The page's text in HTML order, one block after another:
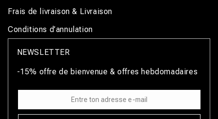
Frais de livraison & Livraison
Conditions d’annulation
NEWSLETTER
-15% offre de bienvenue & offres hebdomadaires